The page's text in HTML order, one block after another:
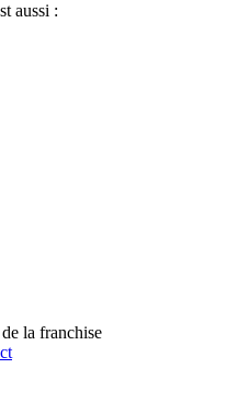
aussi :
la franchise